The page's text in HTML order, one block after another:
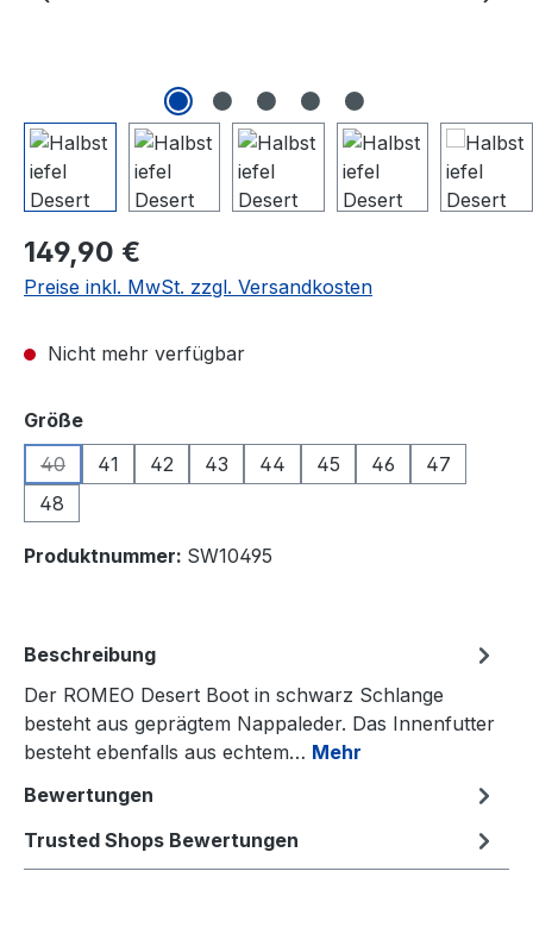
Regulärer Preis:
149,90 €
Preise inkl. MwSt. zzgl. Versandkosten
Nicht mehr verfügbar
Größeauswählen
40
(Diese Option ist zurzeit nicht verfügbar.)
41 42 43 44 45 46
47
48
Produktnummer: SW10495
Beschreibung
Der ROMEO Desert Boot in schwarz Schlange
besteht aus geprägtem Nappaleder. Das Innenfutter
besteht ebenfalls aus echtem… Mehr
Bewertungen
Trusted Shops Bewertungen